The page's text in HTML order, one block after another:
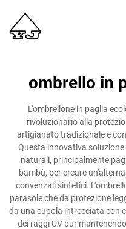
ombrello in
L'ombrellone in paglia
rivoluzionario alla
artigianato tradizionale e
Questa innovativa
naturali, principalmente
bambù, per creare
convenzali sintetici.
parasole che da protezione
da una cupola intrecciata con
dei raggi UV pur